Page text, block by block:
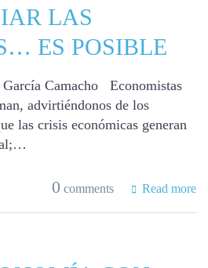
LAS
ES POSIBLE
Camacho Economistas
advirtiéndonos de los
las crisis económicas generan
0 comments Read more